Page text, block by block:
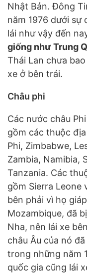
Nhật Bản. Đông
năm 1976 dưới sự
lái như vậy đến
giống như Trung
Thái Lan chưa
xe ở bên trái.
Châu phi
Các nước châu
gồm các thuộc
Phi, Zimbabwe,
Zambia, Namibia,
Tanzania. Các
gồm Sierra Leone
bên phải vì họ
Mozambique, đã
Nha, nên lái xe
châu Âu của nó
trong những năm
quốc gia cũng lái